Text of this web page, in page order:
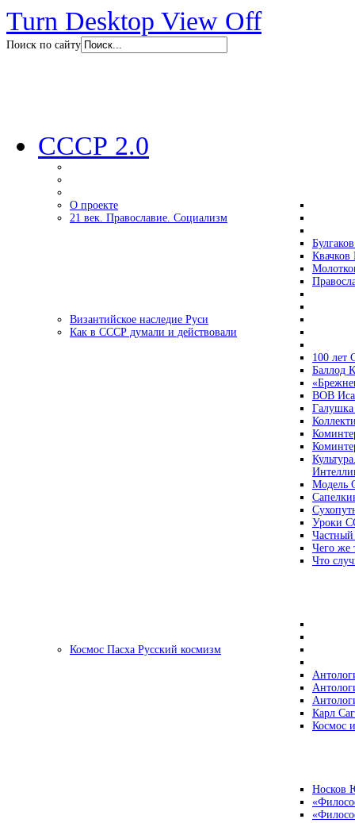
Turn Desktop View Off
Поиск по сайту
СССР 2.0
О проекте
21 век. Православие. Социализм
Византийское наследие Руси
Как в СССР думали и действовали
100 лет
Баллод
ВОВ
Модель
Уроки
Чего же
Что
Космос Пасха Русский космизм
Карл
Космос
Носков